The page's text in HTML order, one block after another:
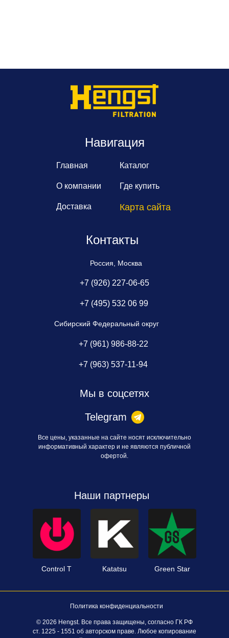
Все цены, указанные на сайте носят исключительно
информативный характер и не являются публичной
офертой.
Навигация
Главная
О компании
Каталог
Где купить
Карта сайта
Доставка
Мы в соцсетях
Telegram
Control T Katatsu Green Star
Наши партнеры
Контакты
+7 (963) 537-11-94
+7 (961) 986-88-22
Сибирский Федеральный округ
+7 (926) 227-06-65
+7 (495) 532 06 99
Россия, Москва
© 2026 Hengst. Все права защищены, согласно ГК РФ
ст. 1225 - 1551 об авторском праве. Любое копирование
Политика конфиденциальности